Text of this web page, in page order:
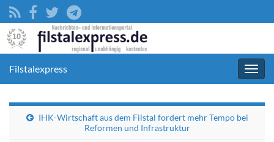
Filstalexpress
IHK-Wirtschaft aus dem Filstal fordert mehr Tempo bei
Reformen und Infrastruktur